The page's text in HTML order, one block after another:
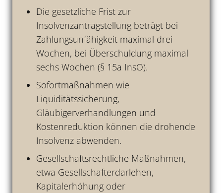
Die gesetzliche Frist zur
Insolvenzantragstellung beträgt bei
Zahlungsunfähigkeit maximal drei
Wochen, bei Überschuldung maximal
sechs Wochen (§ 15a InsO).
Sofortmaßnahmen wie
Liquiditätssicherung,
Gläubigerverhandlungen und
Kostenreduktion können die drohende
Insolvenz abwenden.
Gesellschaftsrechtliche Maßnahmen,
etwa Gesellschafterdarlehen,
Kapitalerhöhung oder